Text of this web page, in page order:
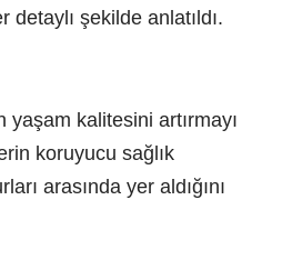
detaylı şekilde anlatıldı.
yaşam kalitesini artırmayı
koruyucu sağlık
arasında yer aldığını